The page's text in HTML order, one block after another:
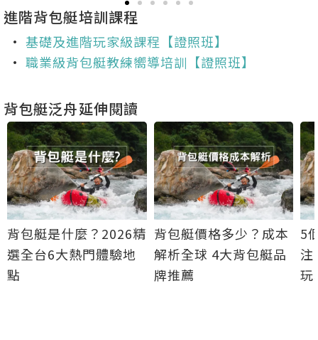
進階背包艇培訓課程
• 基礎及進階玩家級課程【證照班】
• 職業級背包艇教練嚮導培訓【證照班】
背包艇泛舟延伸閱讀
背包艇是什麼？2026精
選全台6大熱門體驗地
點
背包艇價格多少？成本
解析全球 4大背包艇品
牌推薦
5
注
玩